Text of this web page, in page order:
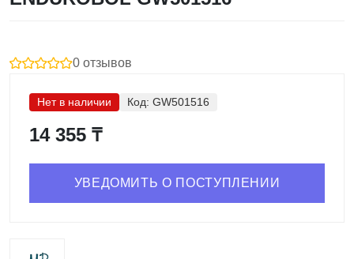
0 отзывов
Нет в наличии Код: GW501516
14 355 ₸
УВЕДОМИТЬ О ПОСТУПЛЕНИИ